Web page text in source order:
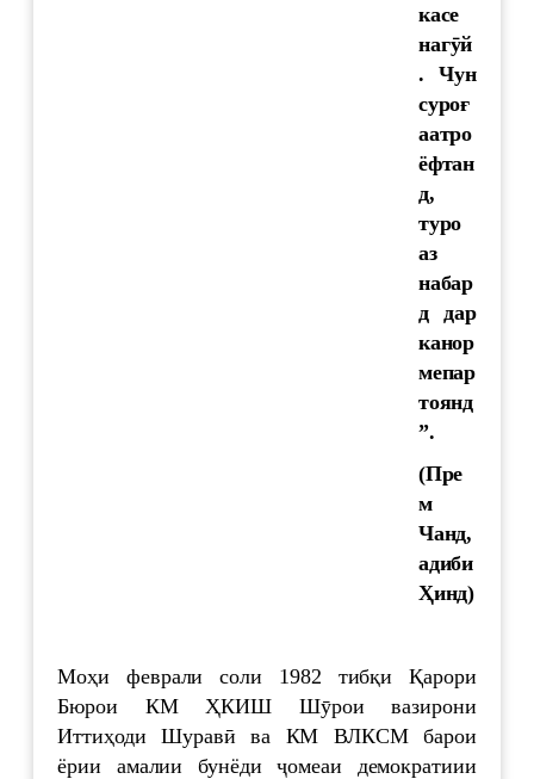
касе
нагӯй
. Чун
суроғ
аатро
ёфтан
д,
туро
аз
набар
д дар
канор
мепар
тоянд
”.
(Пре
м
Чанд,
адиби
Ҳинд)
Моҳи феврали соли 1982 тибқи Қарори
Бюрои КМ ҲКИШ Шӯрои вазирони
Иттиҳоди Шуравӣ ва КМ ВЛКСМ барои
ёрии амалии бунёди ҷомеаи демократиии